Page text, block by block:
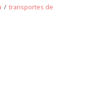
/ transportes de